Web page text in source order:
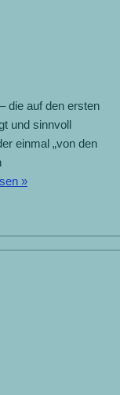
die auf den ersten
und sinnvoll
einmal „von den
»